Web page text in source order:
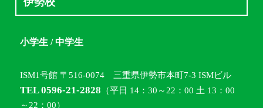
小学生 / 中学生
ISM1号館 〒516-0074 三重県伊勢市本町7-3 ISMビル
TEL 0596-21-2828 （平日 14：30～22：00 土 13：00
～22：00）